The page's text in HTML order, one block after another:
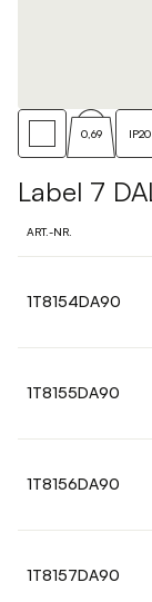
0,69 IP20
Label 7
ART.-NR.
1T8154DA90
1T8155DA90
1T8156DA90
1T8157DA90